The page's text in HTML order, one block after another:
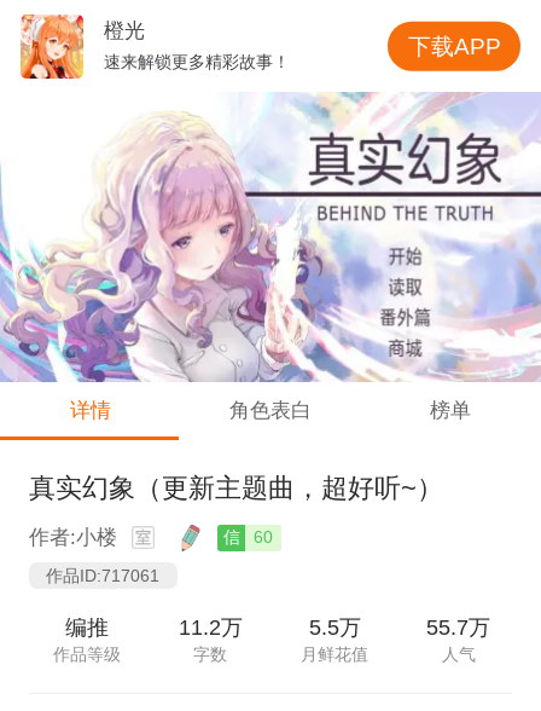
详情 角色表白 榜单
真实幻象（更新主题曲，超好听~）
作者:小楼 信
60
作品ID:717061
编推
作品等级
11.2万
字数
5.5万
月鲜花值
55.7万
人气
橙光
速来解锁更多精彩故事！
下载APP